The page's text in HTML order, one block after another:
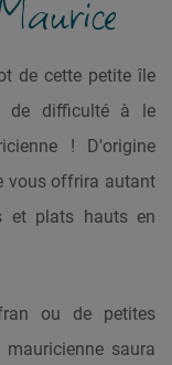
de cette petite île
de difficulté à le
! D'origine
vous offrira autant
et plats hauts en
ou de petites
saura